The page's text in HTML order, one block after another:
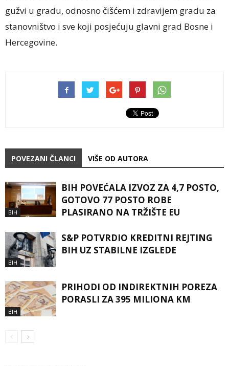
gužvi u gradu, odnosno čišćem i zdravijem gradu za
stanovništvo i sve koji posjećuju glavni grad Bosne i
Hercegovine.
POVEZANI ČLANCI VIŠE OD AUTORA
BIH
BIH POVEĆALA IZVOZ ZA 4,7 POSTO,
GOTOVO 77 POSTO ROBE
PLASIRANO NA TRŽIŠTE EU
BIH
S&P POTVRDIO KREDITNI REJTING
BIH UZ STABILNE IZGLEDE
BIH
PRIHODI OD INDIREKTNIH POREZA
PORASLI ZA 395 MILIONA KM